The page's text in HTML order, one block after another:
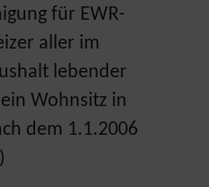
für EWR-
aller im
lebender
Wohnsitz in
dem 1.1.2006